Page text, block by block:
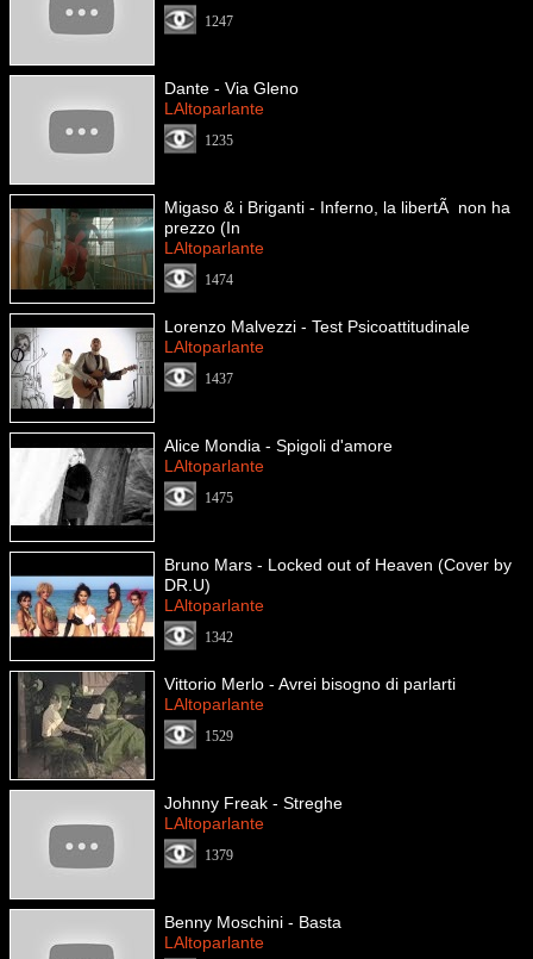
1247
Dante - Via Gleno
LAltoparlante
1235
Migaso & i Briganti - Inferno, la libertÃ non ha
prezzo (In
LAltoparlante
1474
Lorenzo Malvezzi - Test Psicoattitudinale
LAltoparlante
1437
Alice Mondia - Spigoli d'amore
LAltoparlante
1475
Bruno Mars - Locked out of Heaven (Cover by
DR.U)
LAltoparlante
1342
Vittorio Merlo - Avrei bisogno di parlarti
LAltoparlante
1529
Johnny Freak - Streghe
LAltoparlante
1379
Benny Moschini - Basta
LAltoparlante